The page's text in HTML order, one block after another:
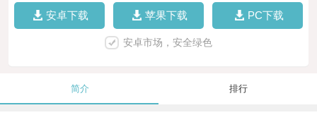
安卓下载 苹果下载 PC下载
安卓市场，安全绿色
简介 排行